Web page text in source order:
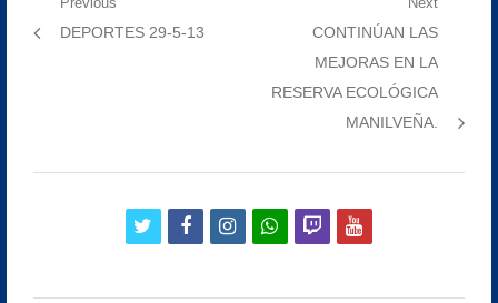
Navegación
de
Previous
DEPORTES 29-5-13
Next
post:
CONTINÚAN LAS
MEJORAS EN LA
RESERVA ECOLÓGICA
MANILVEÑA.
twitterfacebookinstagramwhatsapp
twitchyoutube